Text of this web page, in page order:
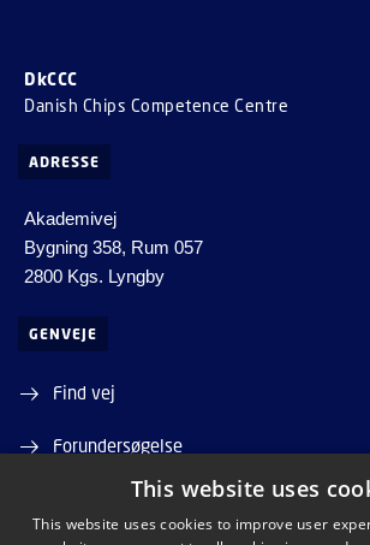
DkCCC
Danish Chips Competence Centre
ADRESSE
Akademivej
Bygning 358, Rum 057
2800 Kgs. Lyngby
GENVEJE
Find vej
Forundersøgelse
This website uses
This website uses cookies to improve user